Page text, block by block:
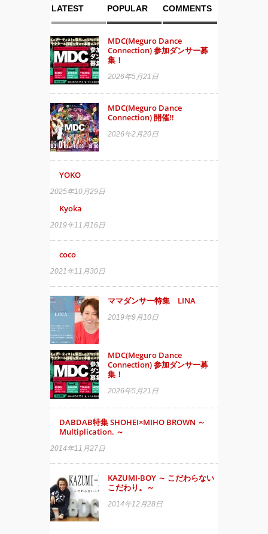
LATEST POPULAR COMMENTS
MDC(Meguro Dance
Connection) 参加ダンサー募
集！
2026年5月21日
MDC(Meguro Dance
Connection) 開催!!
2026年2月20日
YOKO
2025年10月29日
Kyoka
2019年11月16日
coco
2021年11月30日
ママダンサー特集 LINA
2019年9月10日
MDC(Meguro Dance
Connection) 参加ダンサー募
集！
2026年5月21日
DABDAB特集 SHOHEI×MIHO BROWN ～
Multiplication. ～
2014年11月27日
KAZUMI-BOY ～ こだわらない
こだわり。～
2014年12月28日